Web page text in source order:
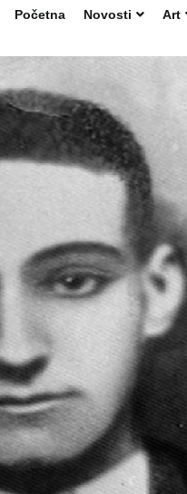
Početna
Novosti Art